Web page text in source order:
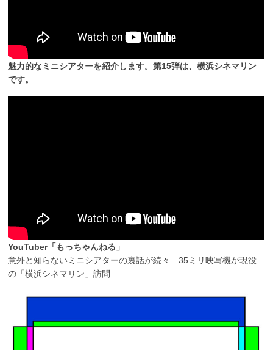
魅力的なミニシアターを紹介します。第15弾は、横浜シネマリン
です。
YouTuber「もっちゃんねる」
意外と知らないミニシアターの裏話が続々…35ミリ映写機が現役
の「横浜シネマリン」訪問